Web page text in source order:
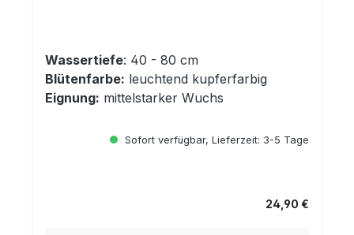
Wassertiefe: 40 - 80 cm
Blütenfarbe: leuchtend kupferfarbig
Eignung: mittelstarker Wuchs
Sofort verfügbar, Lieferzeit: 3-5 Tage
24,90 €